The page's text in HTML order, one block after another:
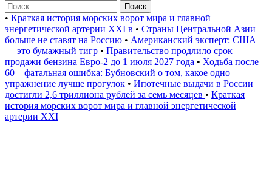
Поиск
• Краткая история морских ворот мира и главной
энергетической артерии XXI в • Страны Центральной Азии
больше не ставят на Россию • Американский эксперт: США
— это бумажный тигр • Правительство продлило срок
продажи бензина Евро-2 до 1 июля 2027 года • Ходьба после
60 – фатальная ошибка: Бубновский о том, какое одно
упражнение лучше прогулок • Ипотечные выдачи в России
достигли 2,6 триллиона рублей за семь месяцев • Краткая
история морских ворот мира и главной энергетической
артерии XXI